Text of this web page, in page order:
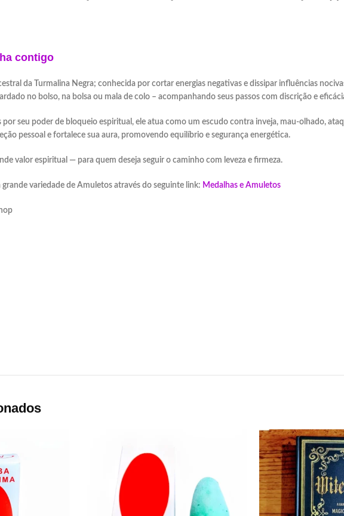
Bruxarias
contigo
da Turmalina Negra; conhecida por cortar energias negativas e dissipar influências
no bolso, na bolsa ou mala de colo – acompanhando seus passos com discrição e
seu poder de bloqueio espiritual, ele atua como um escudo contra inveja, mau-olhado,
pessoal e fortalece sua aura, promovendo equilíbrio e segurança energética.
valor espiritual — para quem deseja seguir o caminho com leveza e firmeza.
grande variedade de Amuletos através do seguinte link: Medalhas e Amuletos